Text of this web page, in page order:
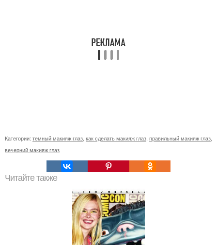
Категории: темный макияж глаз как сделать макияж глаз правильный макияж глаз
вечерний макияж глаз
Читайте также